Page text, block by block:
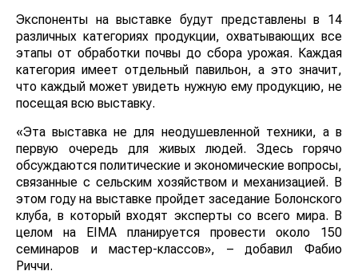
Экспоненты на выставке будут представлены в 14
различных категориях продукции, охватывающих все
этапы от обработки почвы до сбора урожая. Каждая
категория имеет отдельный павильон, а это значит, что
каждый может увидеть нужную ему продукцию, не
«Эта выставка не для неодушевленной техники, а в
первую очередь для живых людей. Здесь горячо
обсуждаются политические и экономические вопросы,
связанные с сельским хозяйством и механизацией. В
этом году на выставке пройдет заседание Болонского
клуба, в который входят эксперты со всего мира. В
целом на EIMA планируется провести около 150
семинаров и мастер-классов», – добавил Фабио